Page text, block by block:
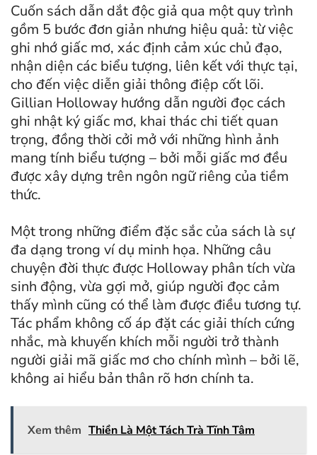
Cuốn sách dẫn dắt độc giả qua một quy trình
gồm 5 bước đơn giản nhưng hiệu quả: từ việc
ghi nhớ giấc mơ, xác định cảm xúc chủ đạo,
nhận diện các biểu tượng, liên kết với thực tại,
cho đến việc diễn giải thông điệp cốt lõi.
Gillian Holloway hướng dẫn người đọc cách
ghi nhật ký giấc mơ, khai thác chi tiết quan
trọng, đồng thời cởi mở với những hình ảnh
mang tính biểu tượng – bởi mỗi giấc mơ đều
được xây dựng trên ngôn ngữ riêng của tiềm
thức.
Một trong những điểm đặc sắc của sách là sự
đa dạng trong ví dụ minh họa. Những câu
chuyện đời thực được Holloway phân tích vừa
sinh động, vừa gợi mở, giúp người đọc cảm
thấy mình cũng có thể làm được điều tương tự.
Tác phẩm không cố áp đặt các giải thích cứng
nhắc, mà khuyến khích mỗi người trở thành
người giải mã giấc mơ cho chính mình – bởi lẽ,
không ai hiểu bản thân rõ hơn chính ta.
Xem thêm Thiền Là Một Tách Trà Tĩnh Tâm